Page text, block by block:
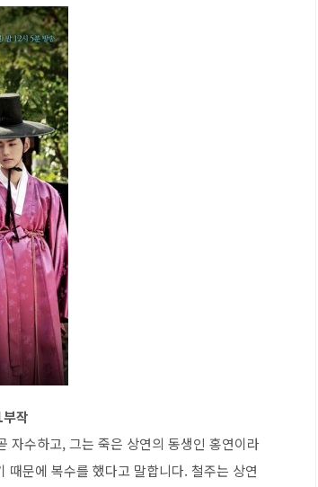
작
자수하고, 그는 죽은 상연의 동생인 홍연이라
문에 복수를 했다고 말합니다. 철주는 상연